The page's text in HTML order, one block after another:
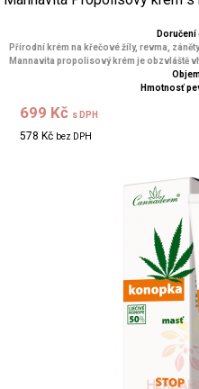
Doručení
Přírodní krém na křečové žíly, revma,
Mannavita propolisový krém je obzvláště
Hmotnosť
699 Kč s DPH
578 Kč bez DPH